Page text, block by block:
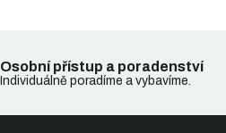
Osobní přístup a poradenství
Individuálně poradíme a vybavíme.